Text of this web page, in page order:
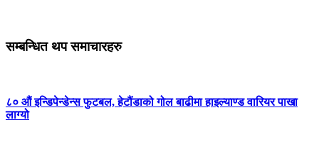
सम्बन्धित थप समाचारहरु
८० औं इन्डिपेन्डेन्स फुटबल, हेटौंडाको गोल बाढीमा हाइल्याण्ड वारियर पाखा
लाग्यो